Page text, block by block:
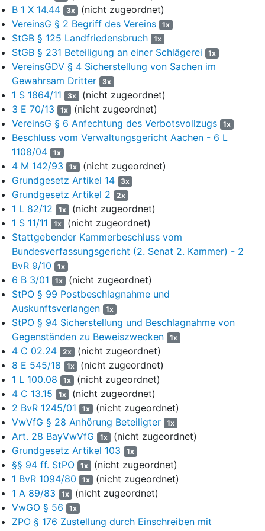
weitere Aufklärung der Vereinsstruktur des verbotenen Vereins
und seiner benannten sowie möglichen neu gegründeten
Teilorganisationen sein können - durch Bedienstete der Regierung
von Oberbayern und Polizeibeamte angeordnet.
Beschlagnahmt werden können
- Computer (insbesondere Desktop PCs, Notebooks, Server,
Tablet-Computer) und mobile elektronische
Kommunikationsendgeräte (insbesondere Mobiltelefone,
Smartphones, Tablets) sowie jeweils die darauf gespeicherten
Daten;
- Elektronische Speichermedien (insbesondere in Servern,
Computern und Spielekonsolen verbaute Festplatten und
Magnetbänder, externe Festplatten, USB-Sticks, Speicherkarten,
SIM-Karten), optische Speichermedien (insbesondere CDs,
DVDs und Blu-Ray Discs) und Disketten, Videokassetten und
Tonbänder sowie jeweils die darauf gespeicherten Daten;
- Daten auf räumlich getrennten, elektronischen Speichermedien,
insbesondere in Clouds (wie z.B. Google Drive, Microsoft
OneDrive, Dropbox, Apple iCloud, Amazon Drive, etc.), auf
sozialen Netzwerken (wie z.B. Facebook, Instagram, TikTok, etc.)
und (Instant-)Messaging-Diensten (wie z.B. WhatsApp, Signal,
Telegram, etc.) soweit auf sie von dem während der
Durchsuchung herausgegebenen oder beschlagnahmten und
jeweils sichergestellten Computer, mobilem elektronischen
Kommunikationsendgerät oder elektronischem Speichermedium
aus zugegriffen werden kann;
- Mitgliederlisten, -ausweise, -anträge sowie Bezugs-, Verteiler-
und Telefonlisten und Kontaktübersichten des Vereins und seiner
Teilorganisationen sowie des Antragsgegners;
- Organisationspläne, Rundschreiben, Informationsmaterial,
Fotos, Kassenunterlagen, Kontounterlagen, Kontoauszüge,
Spendenquittungen, Spendenlisten, Verträge, Schriftwechsel des
Vereins und seiner Teilorganisationen sowie des Antragsgegners;
- Vereinskleidung, (insbesondere Kutten), Vereinsinsignien
(insbesondere Patches und Pins), Waren und Merchandise des
Vereins und seiner Teilorganisationen.
B 1 X 14.44
3x (nicht zugeordnet)
VereinsG § 2 Begriff des Vereins
1x
StGB § 125 Landfriedensbruch 1x
StGB § 231 Beteiligung an einer Schlägerei 1x
VereinsGDV § 4 Sicherstellung von Sachen im
Gewahrsam Dritter
3x
1 S 1864/11 3x (nicht zugeordnet)
3 E 70/13
1x (nicht zugeordnet)
VereinsG § 6 Anfechtung des Verbotsvollzugs
1x
Beschluss vom Verwaltungsgericht Aachen - 6 L
1108/04
1x
4 M 142/93 1x (nicht zugeordnet)
Grundgesetz Artikel 14
3x
Grundgesetz Artikel 2 2x
1 L 82/12 1x (nicht zugeordnet)
1 S 11/11
1x (nicht zugeordnet)
Stattgebender Kammerbeschluss vom
Bundesverfassungsgericht (2. Senat 2. Kammer) - 2
BvR 9/10
1x
6 B 3/01 1x (nicht zugeordnet)
StPO § 99 Postbeschlagnahme und
Auskunftsverlangen
1x
StPO § 94 Sicherstellung und Beschlagnahme von
Gegenständen zu Beweiszwecken
1x
4 C 02.24 2x (nicht zugeordnet)
8 E 545/18
1x (nicht zugeordnet)
1 L 100.08
1x (nicht zugeordnet)
4 C 13.15
1x (nicht zugeordnet)
2 BvR 1245/01
1x (nicht zugeordnet)
VwVfG § 28 Anhörung Beteiligter
1x
Art. 28 BayVwVfG 1x (nicht zugeordnet)
Grundgesetz Artikel 103
1x
§§ 94 ff. StPO 1x (nicht zugeordnet)
1 BvR 1094/80
1x (nicht zugeordnet)
1 A 89/83
1x (nicht zugeordnet)
VwGO § 56
1x
ZPO § 176 Zustellung durch Einschreiben mit